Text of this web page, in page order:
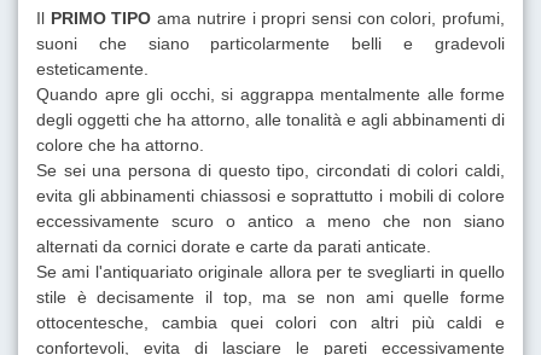
Il PRIMO TIPO ama nutrire i propri sensi con colori, profumi,
suoni che siano particolarmente belli e gradevoli
esteticamente.
Quando apre gli occhi, si aggrappa mentalmente alle forme
degli oggetti che ha attorno, alle tonalità e agli abbinamenti di
colore che ha attorno.
Se sei una persona di questo tipo, circondati di colori caldi,
evita gli abbinamenti chiassosi e soprattutto i mobili di colore
eccessivamente scuro o antico a meno che non siano
alternati da cornici dorate e carte da parati anticate.
Se ami l'antiquariato originale allora per te svegliarti in quello
stile è decisamente il top, ma se non ami quelle forme
ottocentesche, cambia quei colori con altri più caldi e
confortevoli, evita di lasciare le pareti eccessivamente